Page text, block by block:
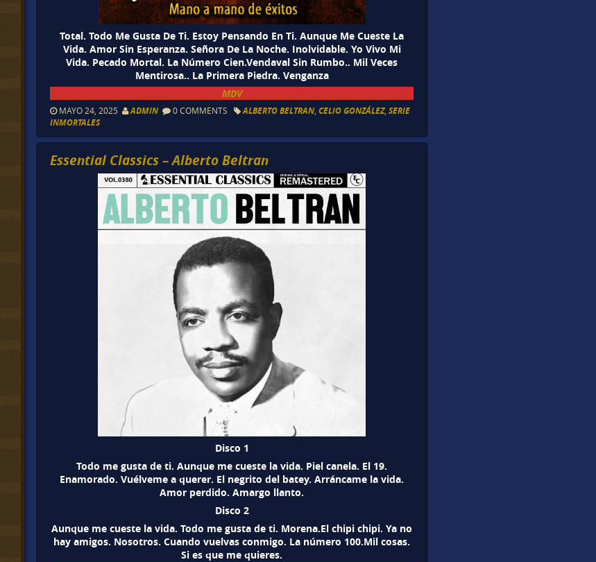
Total. Todo Me Gusta De Ti. Estoy Pensando En Ti. Aunque Me Cueste La
Vida. Amor Sin Esperanza. Señora De La Noche. Inolvidable. Yo Vivo Mi
Vida. Pecado Mortal. La Número Cien.Vendaval Sin Rumbo.. Mil Veces
Mentirosa.. La Primera Piedra. Venganza
MDV
MAYO 24, 2025 ADMIN 0 COMMENTS ALBERTO BELTRAN ,CELIO GONZÁLEZ,SERIE
INMORTALES
Essential Classics – Alberto Beltran
Disco 1
Todo me gusta de ti. Aunque me cueste la vida. Piel canela. El 19.
Enamorado. Vuélveme a querer. El negrito del batey. Arráncame la vida.
Amor perdido. Amargo llanto.
Disco 2
Aunque me cueste la vida. Todo me gusta de ti. Morena.El chipi chipi. Ya no
hay amigos. Nosotros. Cuando vuelvas conmigo. La número 100.Mil cosas.
Si es que me quieres.